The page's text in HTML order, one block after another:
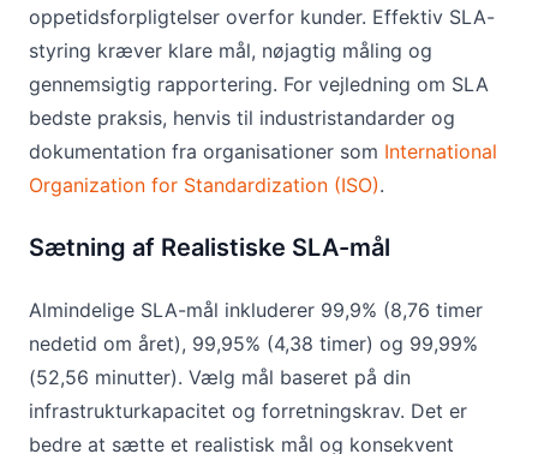
oppetidsforpligtelser overfor kunder. Effektiv SLA-
styring kræver klare mål, nøjagtig måling og
gennemsigtig rapportering. For vejledning om SLA
bedste praksis, henvis til industristandarder og
dokumentation fra organisationer som International
Organization for Standardization (ISO).
Sætning af Realistiske SLA-mål
Almindelige SLA-mål inkluderer 99,9% (8,76 timer
nedetid om året), 99,95% (4,38 timer) og 99,99%
(52,56 minutter). Vælg mål baseret på din
infrastrukturkapacitet og forretningskrav. Det er
bedre at sætte et realistisk mål og konsekvent